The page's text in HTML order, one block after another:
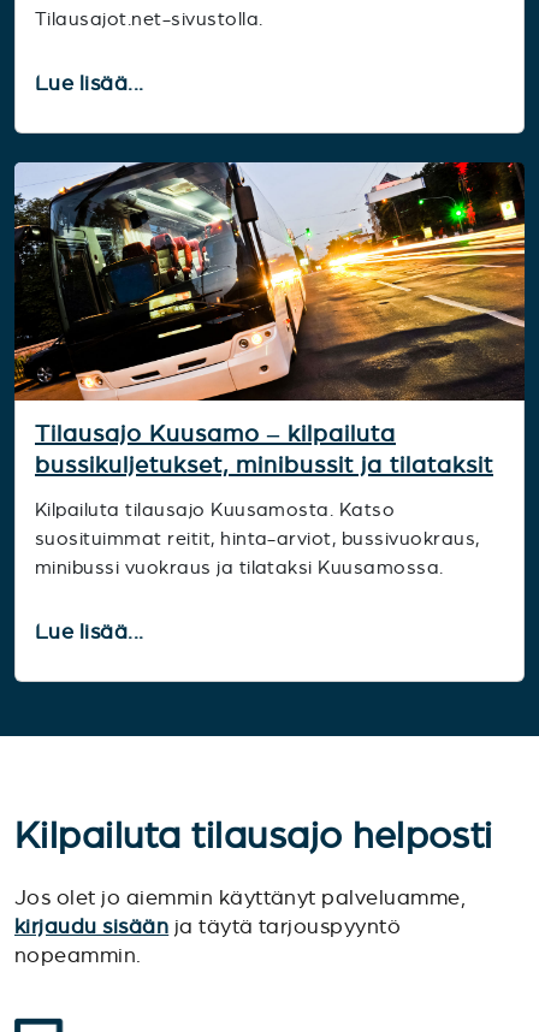
Tilausajot.net-sivustolla.
Lue lisää...
Tilausajo Kuusamo – kilpailuta
bussikuljetukset, minibussit ja tilataksit
Kilpailuta tilausajo Kuusamosta. Katso
suosituimmat reitit, hinta-arviot, bussivuokraus,
minibussi vuokraus ja tilataksi Kuusamossa.
Lue lisää...
Kilpailuta tilausajo helposti
Jos olet jo aiemmin käyttänyt palveluamme,
kirjaudu sisään ja täytä tarjouspyyntö
nopeammin.